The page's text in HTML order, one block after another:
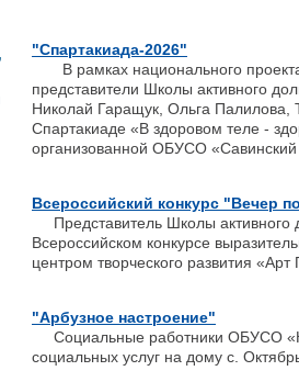
"Спартакиада-2026"
В рамках национального
представители Школы активного
Николай Гаращук, Ольга Палилова,
Спартакиаде «В здоровом теле -
организованной ОБУСО
Всероссийский конкурс "Вечер
Представитель Школы активного
Всероссийском конкурсе
центром творческого развития «Арт
"Арбузное настроение"
Социальные работники ОБУСО
социальных услуг на дому с.